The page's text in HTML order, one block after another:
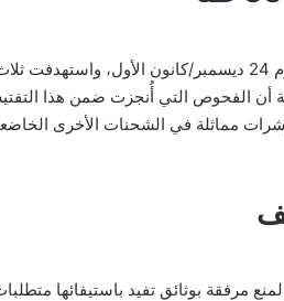
أتى هذا الإجراء عقب عملية مراقبة صحية نباتية أُجريت يوم 24 ديسمبر/كانون
33 طناً. وأوضحت الهيئة أن الفحوص التي أُنجزت ضمن
مماثلة في الشحنات الأخرى
مرفقة بوثائق تفيد باستيفائها